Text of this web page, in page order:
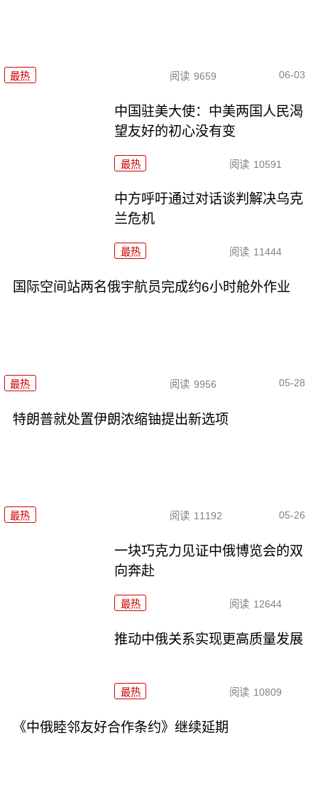
最热 阅读 9659 06-03
中国驻美大使：中美两国人民渴
望友好的初心没有变
最热 阅读 10591
中方呼吁通过对话谈判解决乌克
兰危机
最热 阅读 11444
国际空间站两名俄宇航员完成约6小时舱外作业
最热 阅读 9956 05-28
特朗普就处置伊朗浓缩铀提出新选项
最热 阅读 11192 05-26
一块巧克力见证中俄博览会的双
向奔赴
最热 阅读 12644
推动中俄关系实现更高质量发展
最热 阅读 10809
《中俄睦邻友好合作条约》继续延期